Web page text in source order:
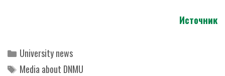
Источник
Categories
University news
Tags
Media about DNMU